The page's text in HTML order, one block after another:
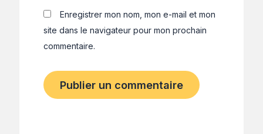
Enregistrer mon nom, mon e-mail et mon
site dans le navigateur pour mon prochain
commentaire.